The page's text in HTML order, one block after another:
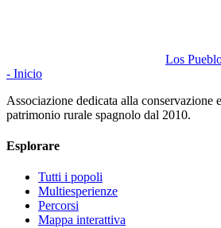
Los
- Inicio
Associazione dedicata alla conservazione
patrimonio rurale spagnolo dal 2010.
Esplorare
Tutti i popoli
Multiesperienze
Percorsi
Mappa interattiva